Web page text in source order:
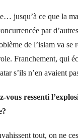
jusqu’à ce que la
par
de l’islam va se
Franchement, qui
s’ils n’en avaient
vous ressenti
tout, on ne